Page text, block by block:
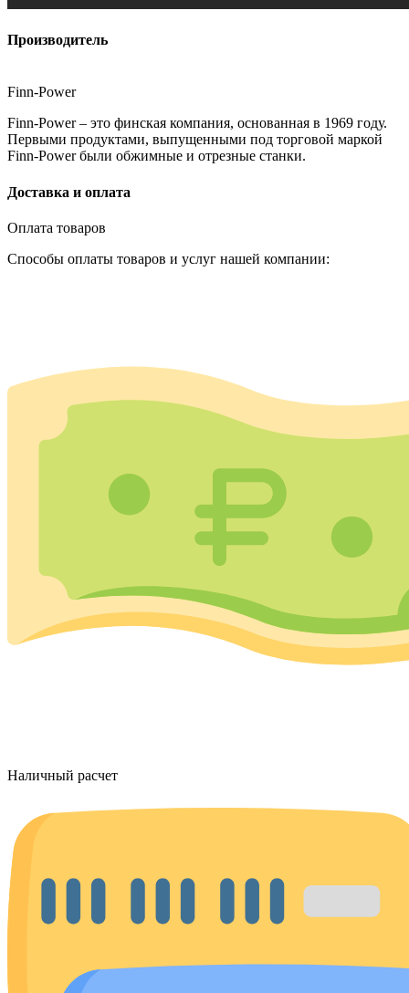
Производитель
Finn-Power
Finn-Power – это финская компания, основанная в 1969 году.
Первыми продуктами, выпущенными под торговой маркой
Finn-Power были обжимные и отрезные станки.
Доставка и оплата
Оплата товаров
Способы оплаты товаров и услуг нашей компании:
Наличный расчет